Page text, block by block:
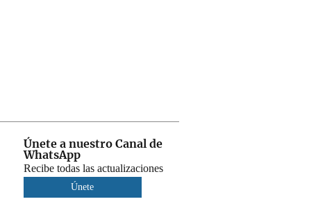
Únete a nuestro Canal de
WhatsApp
Recibe todas las actualizaciones
Únete